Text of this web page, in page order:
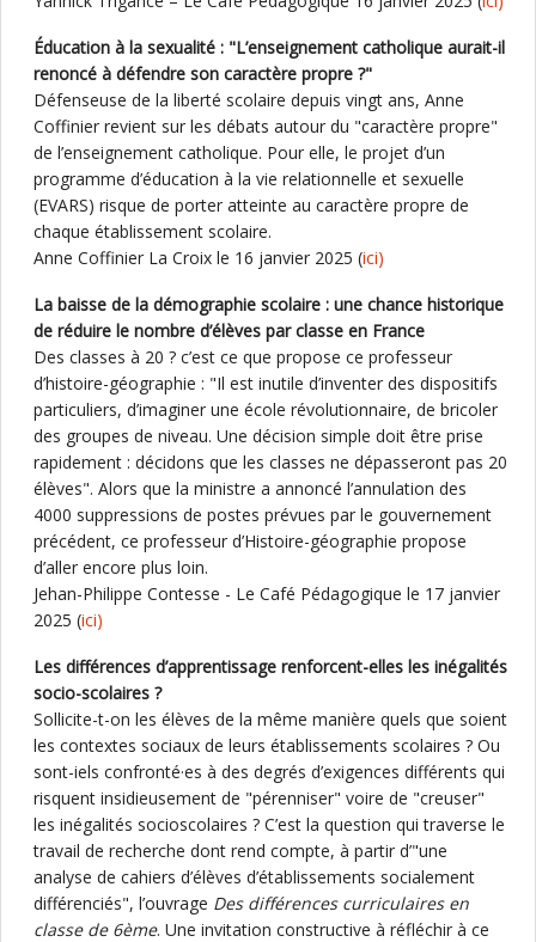
Éducation à la sexualité : "L’enseignement catholique aurait-il
renoncé à défendre son caractère propre ?"
Défenseuse de la liberté scolaire depuis vingt ans, Anne
Coffinier revient sur les débats autour du "caractère propre"
de l’enseignement catholique. Pour elle, le projet d’un
programme d’éducation à la vie relationnelle et sexuelle
(EVARS) risque de porter atteinte au caractère propre de
chaque établissement scolaire.
Anne Coffinier La Croix le 16 janvier 2025 (ici)
La baisse de la démographie scolaire : une chance historique
de réduire le nombre d’élèves par classe en France
Des classes à 20 ? c’est ce que propose ce professeur
d’histoire-géographie : "Il est inutile d’inventer des dispositifs
particuliers, d’imaginer une école révolutionnaire, de bricoler
des groupes de niveau. Une décision simple doit être prise
rapidement : décidons que les classes ne dépasseront pas 20
élèves". Alors que la ministre a annoncé l’annulation des
4000 suppressions de postes prévues par le gouvernement
précédent, ce professeur d’Histoire-géographie propose
d’aller encore plus loin.
Jehan-Philippe Contesse - Le Café Pédagogique le 17 janvier
2025 (ici)
Les différences d’apprentissage renforcent-elles les inégalités
socio-scolaires ?
Sollicite-t-on les élèves de la même manière quels que soient
les contextes sociaux de leurs établissements scolaires ? Ou
sont-iels confronté·es à des degrés d’exigences différents qui
risquent insidieusement de "pérenniser" voire de "creuser"
les inégalités socioscolaires ? C’est la question qui traverse le
travail de recherche dont rend compte, à partir d’"une
analyse de cahiers d’élèves d’établissements socialement
différenciés", l’ouvrage Des différences curriculaires en
classe de 6ème. Une invitation constructive à réfléchir à ce